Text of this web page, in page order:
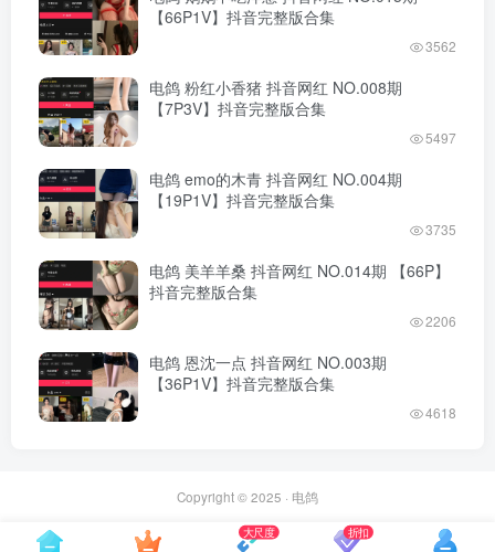
【66P1V】抖音完整版合集
3562
电鸽 粉红小香猪 抖音网红 NO.008期
【7P3V】抖音完整版合集
5497
电鸽 emo的木青 抖音网红 NO.004期
【19P1V】抖音完整版合集
3735
电鸽 美羊羊桑 抖音网红 NO.014期 【66P】
抖音完整版合集
2206
电鸽 恩沈一点 抖音网红 NO.003期
【36P1V】抖音完整版合集
4618
Copyright © 2025 · 电鸽
大尺度 折扣